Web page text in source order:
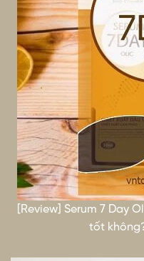
[Review] Serum 7 Day
tốt